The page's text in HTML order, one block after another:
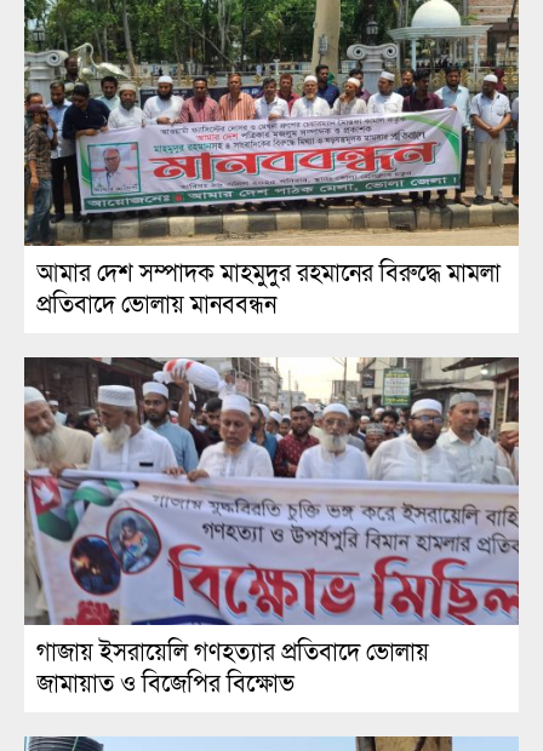
আমার দেশ সম্পাদক মাহমুদুর রহমানের বিরুদ্ধে মামলা
প্রতিবাদে ভোলায় মানববন্ধন
গাজায় ইসরায়েলি গণহত্যার প্রতিবাদে ভোলায়
জামায়াত ও বিজেপির বিক্ষোভ